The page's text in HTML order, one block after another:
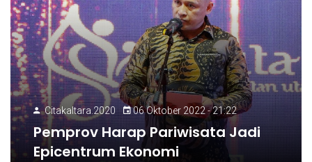
Citakaltara.2020 06 Oktober 2022 - 21:22
Pemprov Harap Pariwisata Jadi
Epicentrum Ekonomi